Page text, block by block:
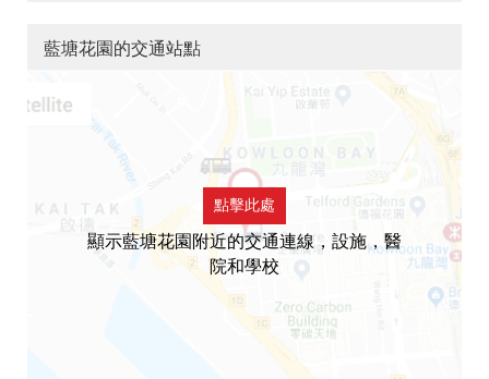
藍塘花園的交通站點
點擊此處
顯示藍塘花園附近的交通連線，設施，醫
院和學校